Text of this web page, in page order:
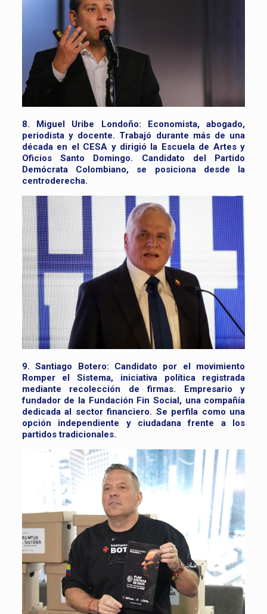
8. Miguel Uribe Londoño: Economista, abogado,
periodista y docente. Trabajó durante más de una
década en el CESA y dirigió la Escuela de Artes y
Oficios Santo Domingo. Candidato del Partido
Demócrata Colombiano, se posiciona desde la
centroderecha.
9. Santiago Botero: Candidato por el movimiento
Romper el Sistema, iniciativa política registrada
mediante recolección de firmas. Empresario y
fundador de la Fundación Fin Social, una compañía
dedicada al sector financiero. Se perfila como una
opción independiente y ciudadana frente a los
partidos tradicionales.